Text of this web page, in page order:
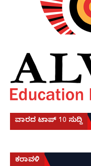
ವಾರದ ಟಾಪ್ 10 ಸುದ್ದಿ
ಕರಾವಳಿ